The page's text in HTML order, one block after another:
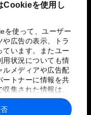
Cookieを使用し
を使って、ユーザー
広告の表示、トラ
ています。またユー
用状況についても情
ルメディアや広告配
ートナーに情報を共
集された情報は、
ーに提供した他の情
ビスを使用した際